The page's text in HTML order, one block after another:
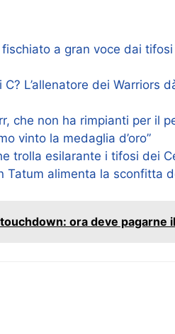
fischiato a gran voce dai
L’allenatore dei Warriors
che non ha rimpianti per il
vinto la medaglia d’oro”
trolla esilarante i tifosi dei
Tatum alimenta la sconfitta
ora deve pagarne